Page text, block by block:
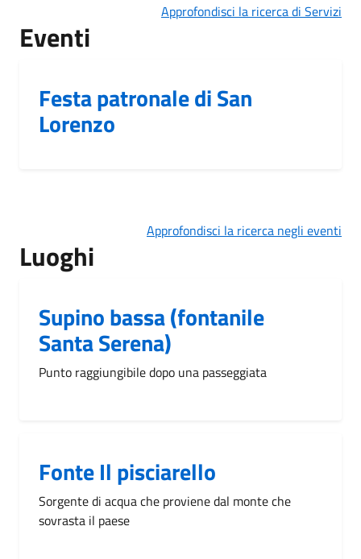
Approfondisci la ricerca di Servizi
Eventi
Festa patronale di San
Lorenzo
Approfondisci la ricerca negli eventi
Luoghi
Supino bassa (fontanile
Santa Serena)
Punto raggiungibile dopo una passeggiata
Fonte Il pisciarello
Sorgente di acqua che proviene dal monte che
sovrasta il paese